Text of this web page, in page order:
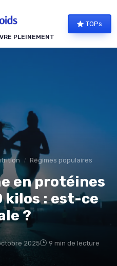
PLEINEMENT
TOPs
Régimes populaires
en protéines
kilos : est-ce
?
2025 9 min de lecture